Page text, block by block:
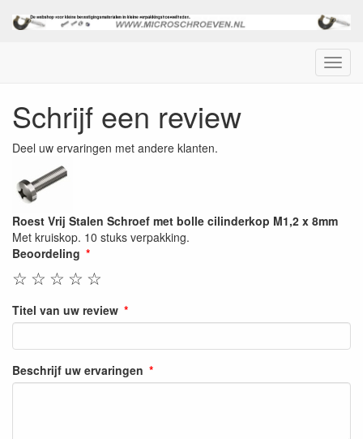
Menu
Schrijf een review
Deel uw ervaringen met andere klanten.
Roest Vrij Stalen Schroef met bolle cilinderkop M1,2 x 8mm
Met kruiskop. 10 stuks verpakking.
Beoordeling
☆
☆
☆
☆
☆
Titel van uw review
Beschrijf uw ervaringen